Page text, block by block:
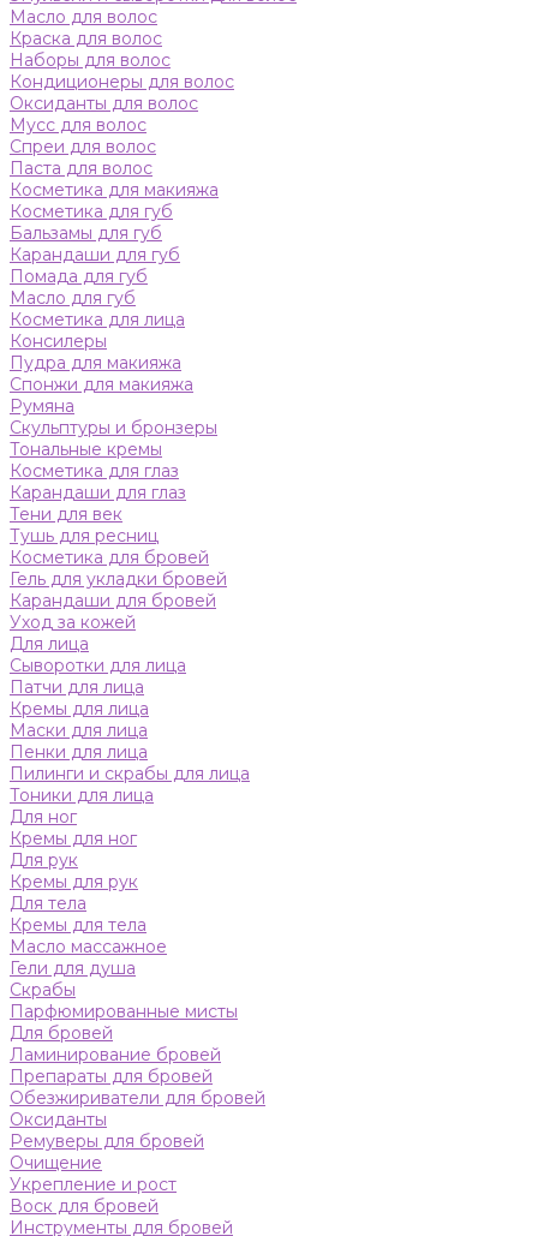
Масло для волос
Краска для волос
Наборы для волос
Кондиционеры для волос
Оксиданты для волос
Мусс для волос
Спреи для волос
Паста для волос
Косметика для макияжа
Косметика для губ
Бальзамы для губ
Карандаши для губ
Помада для губ
Масло для губ
Косметика для лица
Консилеры
Пудра для макияжа
Спонжи для макияжа
Румяна
Скульптуры и бронзеры
Тональные кремы
Косметика для глаз
Карандаши для глаз
Тени для век
Тушь для ресниц
Косметика для бровей
Гель для укладки бровей
Карандаши для бровей
Уход за кожей
Для лица
Сыворотки для лица
Патчи для лица
Кремы для лица
Маски для лица
Пенки для лица
Пилинги и скрабы для лица
Тоники для лица
Для ног
Кремы для ног
Для рук
Кремы для рук
Для тела
Кремы для тела
Масло массажное
Гели для душа
Скрабы
Парфюмированные мисты
Для бровей
Ламинирование бровей
Препараты для бровей
Обезжириватели для бровей
Оксиданты
Ремуверы для бровей
Очищение
Укрепление и рост
Воск для бровей
Инструменты для бровей